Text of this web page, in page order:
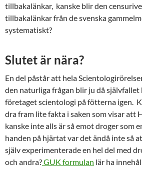
tillbakalänkar, kanske blir den
tillbakalänkar från de svenska
systematiskt?
Slutet är nära?
En del påstår att hela
den naturliga frågan blir ju då självfallet
företaget scientologi på fötterna igen.
dra fram lite fakta i saken som visar att
kanske inte alls är så emot droger som
handen på hjärtat var det ändå inte så
själv experimenterade en hel del med
och andra?GUK formulan lär ha